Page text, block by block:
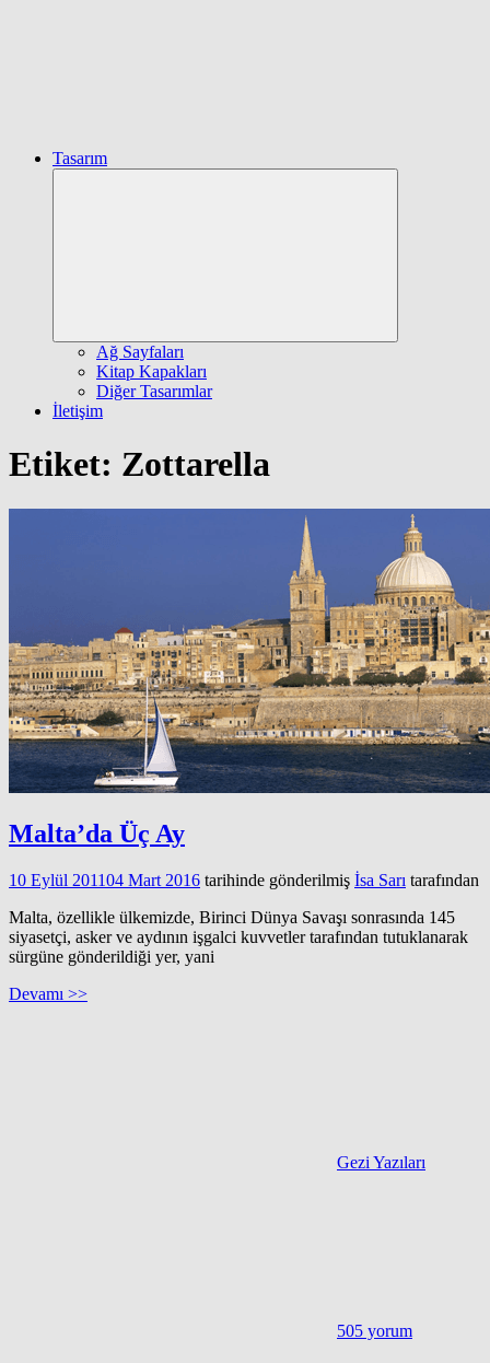
Tasarım
Ağ Sayfaları
Kitap Kapakları
Diğer Tasarımlar
İletişim
Etiket: Zottarella
Malta’da Üç Ay
10 Eylül 201104 Mart 2016 tarihinde gönderilmiş İsa Sarı tarafından
Malta, özellikle ülkemizde, Birinci Dünya Savaşı sonrasında 145
siyasetçi, asker ve aydının işgalci kuvvetler tarafından tutuklanarak
sürgüne gönderildiği yer, yani
Devamı >>
Gezi Yazıları
505 yorum